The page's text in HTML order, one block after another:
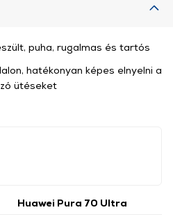
Huawei Pura 70 Ultra
puha, rugalmas és tartós
hatékonyan képes elnyelni a
ütéseket